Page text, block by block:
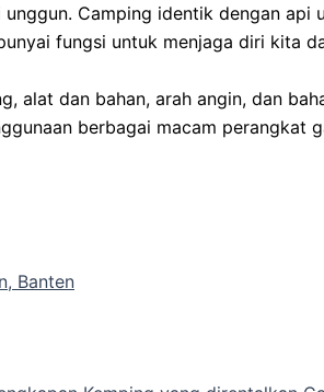
Camping identik dengan api
fungsi untuk menjaga diri kita
dan bahan, arah angin, dan
berbagai macam perangkat
Banten